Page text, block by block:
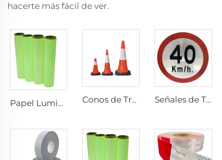
hacerte más fácil de ver.
Papel Luminiscente Adhesivo, Papel Autoluminiscente Adhesivo, Adhesivo Vinílico Fotoluminiscente para Decoración Conos de Tráfico Reflectantes Flexibles de PVC para Seguridad Vial en Oferta Señales de Tráfico Reflectantes Personalizadas de Precio Económico por Fábrica